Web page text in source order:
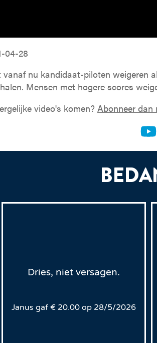
04-28
nu kandidaat-piloten weigeren
Mensen met hogere scores
video's komen?Abonneer dan
Dries, niet versagen.
Janus gaf € 20.00op 28/5/2026